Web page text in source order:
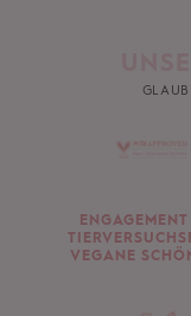
ENGAGEMENT
VEGANE